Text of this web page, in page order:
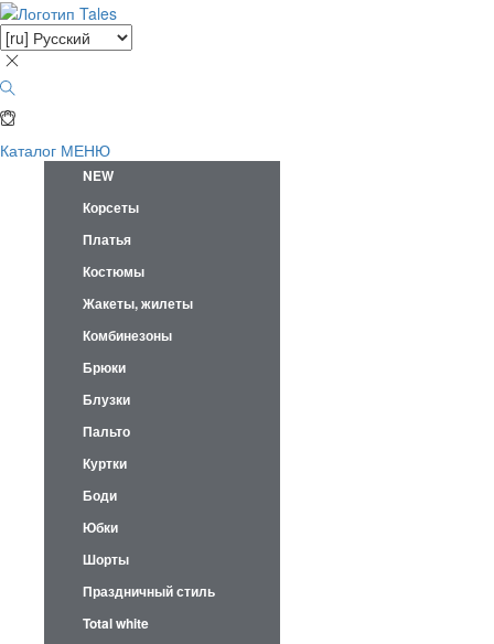
Каталог МЕНЮ
NEW
Корсеты
Платья
Костюмы
Жакеты, жилеты
Комбинезоны
Брюки
Блузки
Пальто
Куртки
Боди
Юбки
Шорты
Праздничный стиль
Total white